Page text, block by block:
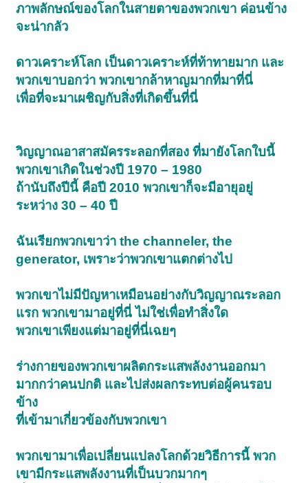
ภาพลักษณ์ของโลกในสายตาของพวกเขา ค่อนข้าง
จะน่ากลัว
ดาวเคราะห์โลก เป็นดาวเคราะห์ที่ท้าทายมาก และ
พวกเขาบอกว่า พวกเขากล้าหาญมากที่มาที่นี่
เพื่อที่จะมาเผชิญกับสิ่งที่เกิดขึ้นที่นี่
วิญญาณอาสาสมัครระลอกที่สอง ที่มายังโลกใบนี้
พวกเขาเกิดในช่วงปี 1970 – 1980
ถ้านับถึงปีนี้ คือปี 2010 พวกเขาก็จะมีอายุอยู่
ระหว่าง 30 – 40 ปี
ฉันเรียกพวกเขาว่า the channeler, the
generator, เพราะว่าพวกเขาแตกต่างไป
พวกเขาไม่มีปัญหาเหมือนอย่างกับวิญญาณระลอก
แรก พวกเขามาอยู่ที่นี่ ไม่ใช่เพื่อทำสิ่งใด
พวกเขาเพียงแต่มาอยู่ที่นี่เฉยๆ
ร่างกายของพวกเขาผลิตกระแสพลังงานออกมา
มากกว่าคนปกติ และไปส่งผลกระทบต่อผู้คนรอบ
ข้าง
ที่เข้ามาเกี่ยวข้องกับพวกเขา
พวกเขามาเพื่อเปลี่ยนแปลงโลกด้วยวิธีการนี้ พวก
เขามีกระแสพลังงานที่เป็นบวกมากๆ